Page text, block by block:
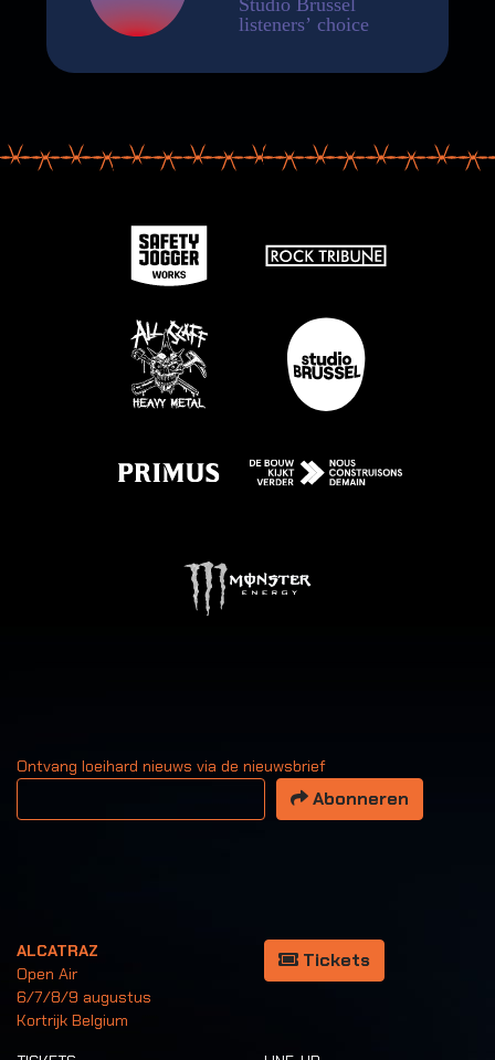
Ontvang loeihard nieuws via de nieuwsbrief
Uw email adres
Abonneren
ALCATRAZ
Open Air
6/7/8/9 augustus
Kortrijk Belgium
Tickets